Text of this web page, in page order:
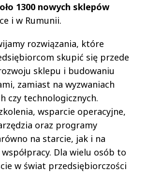
1300 nowych sklepów
i w Rumunii.
rozwiązania, które
skupić się przede
sklepu i budowaniu
zamiast na wyzwaniach
czy technologicznych.
wsparcie operacyjne,
oraz programy
na starcie, jak i na
Dla wielu osób to
w świat przedsiębiorczości